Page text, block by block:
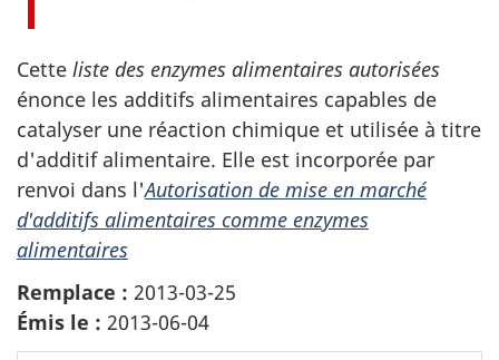
Cette liste des enzymes alimentaires autorisées
énonce les additifs alimentaires capables de
catalyser une réaction chimique et utilisée à titre
d'additif alimentaire. Elle est incorporée par
renvoi dans l'Autorisation de mise en marché
d'additifs alimentaires comme enzymes
alimentaires
Remplace : 2013-03-25
Émis le : 2013-06-04